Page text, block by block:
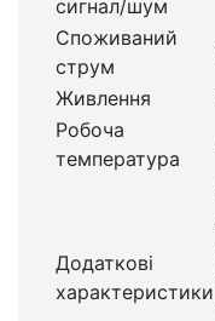
сигнал/шум
Споживаний
струм
Живлення
Робоча
температура
Додаткові
характеристики